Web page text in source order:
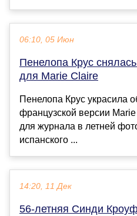
06:10, 05 Июн
Пенелопа Крус
для Marie Claire
Пенелопа Крус украсила
французской версии
для журнала в летней
испанского ...
14:20, 11 Дек
56-летняя Синди